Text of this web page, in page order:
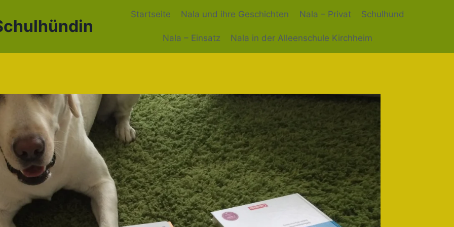
Startseite Nala und ihre Geschichten Nala – Privat Schulhund
Nala – Einsatz Nala in der Alleenschule Kirchheim